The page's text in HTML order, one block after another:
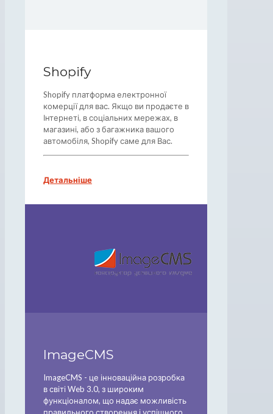
Shopify
Shopify платформа електронної
комерції для вас. Якщо ви продаєте в
Інтернеті, в соціальних мережах, в
магазині, або з багажника вашого
автомобіля, Shopify саме для Вас.
Детальніше
ImageCMS
ImageCMS - це інноваційна розробка
в світі Web 3.0, з широким
функціоналом, що надає можливість